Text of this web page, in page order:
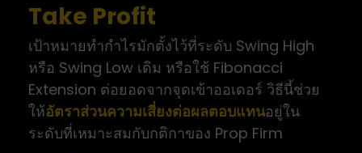
Take Profit
เป้าหมายทำกำไรมักตั้งไว้ที่ระดับ Swing High
หรือ Swing Low เดิม หรือใช้ Fibonacci
Extension ต่อยอดจากจุดเข้าออเดอร์ วิธีนี้ช่วย
ให้อัตราส่วนความเสี่ยงต่อผลตอบแทนอยู่ใน
ระดับที่เหมาะสมกับกติกาของ Prop Firm